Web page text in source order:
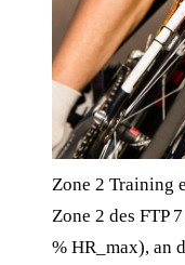
Zone 2 Training
Zone 2 des FTP
% HR_max), an